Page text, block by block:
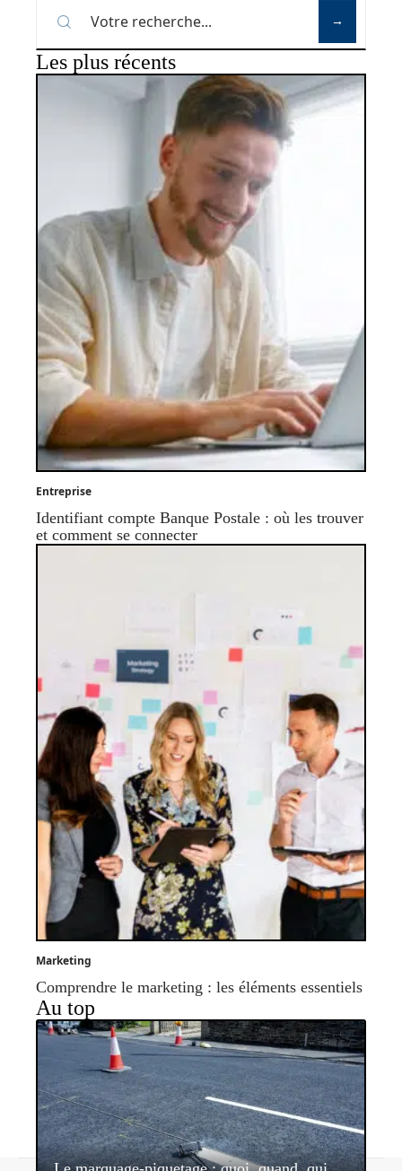
Les plus récents
Entreprise
Identifiant compte Banque Postale : où les trouver
et comment se connecter
Marketing
Comprendre le marketing : les éléments essentiels
Au top